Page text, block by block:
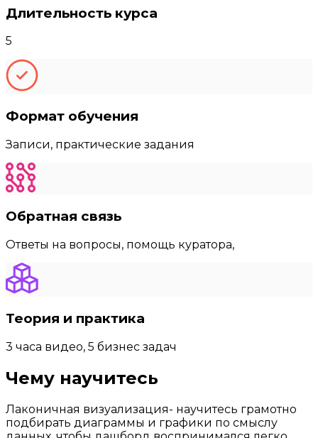
Длительность курса
5
Формат обучения
Записи, практические задания
Обратная связь
Ответы на вопросы, помощь куратора,
Теория и практика
3 часа видео, 5 бизнес задач
Чему научитесь
Лаконичная визуализация- научитесь грамотно
подбирать диаграммы и графики по смыслу